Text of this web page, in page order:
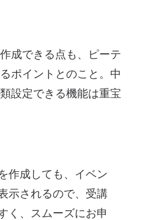
成できる点も、ピーテ
ポイントとのこと。中
設定できる機能は重宝
作成しても、イベン
示されるので、受講
く、スムーズにお申